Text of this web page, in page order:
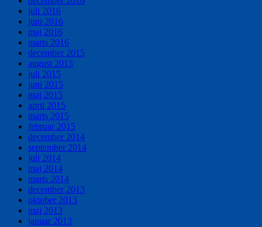
juli 2016
juni 2016
maj 2016
marts 2016
december 2015
august 2015
juli 2015
juni 2015
maj 2015
april 2015
marts 2015
februar 2015
december 2014
september 2014
juli 2014
maj 2014
marts 2014
december 2013
oktober 2013
maj 2013
januar 2013